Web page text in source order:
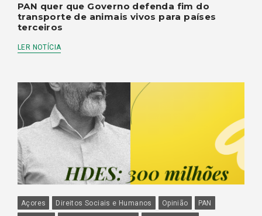
PAN quer que Governo defenda fim do
transporte de animais vivos para países
terceiros
LER NOTÍCIA
Açores Direitos Sociais e Humanos Opinião
PAN